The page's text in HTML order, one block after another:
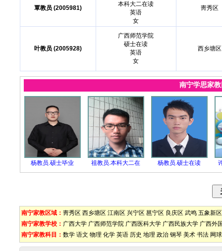
覃教员 (2005981)
本科大二在读
英语
女
靑秀区
叶教员 (2005928)
广西师范学院
硕士在读
英语
女
西乡塘区
南宁学思家
杨教员.硕士毕业 祖教员.本科大二在 杨教员.硕士在读
南宁家教区域： 靑秀区 西乡塘区 江南区 兴宁区 邕宁区 良庆区 武鸣 五象新区
南宁家教学校： 广西大学 广西师范学院 广西医科大学 广西民族大学 广西外
南宁家教科目： 数学 语文 物理 化学 英语 历史 地理 政治 钢琴 美术 书法 网球